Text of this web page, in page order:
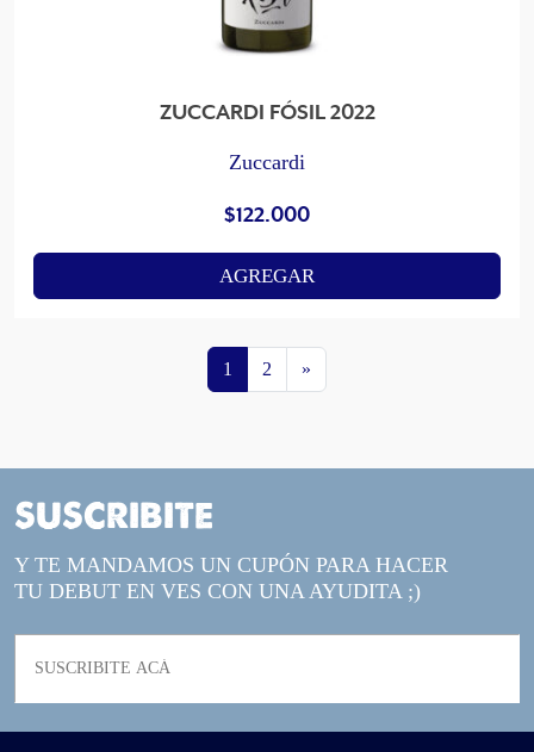
ZUCCARDI FÓSIL 2022
Zuccardi
$122.000
AGREGAR
1 2 »
SUSCRIBITE
Y TE MANDAMOS UN CUPÓN PARA HACER
TU DEBUT EN VES CON UNA AYUDITA ;)